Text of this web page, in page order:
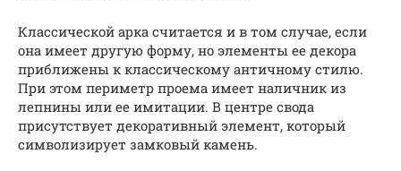
Классической арка считается и в том случае, если
она имеет другую форму, но элементы ее декора
приближены к классическому античному стилю.
При этом периметр проема имеет наличник из
лепнины или ее имитации. В центре свода
присутствует декоративный элемент, который
символизирует замковый камень.